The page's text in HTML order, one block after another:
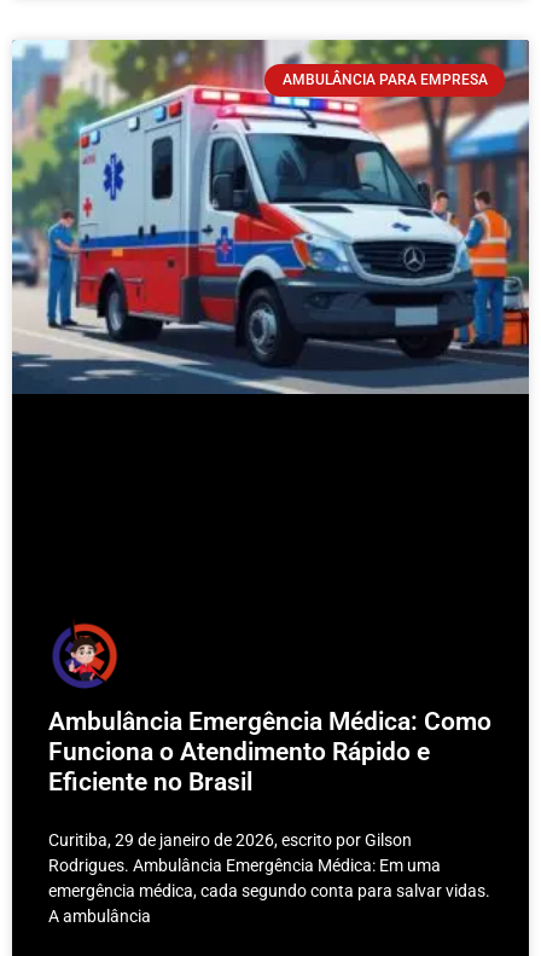
AMBULÂNCIA PARA EMPRESA
Ambulância Emergência Médica: Como
Funciona o Atendimento Rápido e
Eficiente no Brasil
Curitiba, 29 de janeiro de 2026, escrito por Gilson
Rodrigues. Ambulância Emergência Médica: Em uma
emergência médica, cada segundo conta para salvar vidas.
A ambulância